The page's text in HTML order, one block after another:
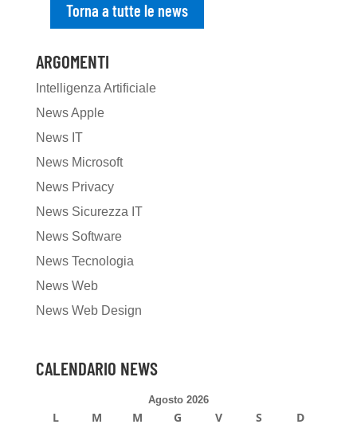
Torna a tutte le news
ARGOMENTI
Intelligenza Artificiale
News Apple
News IT
News Microsoft
News Privacy
News Sicurezza IT
News Software
News Tecnologia
News Web
News Web Design
CALENDARIO NEWS
Agosto 2026
L M M G V S
D